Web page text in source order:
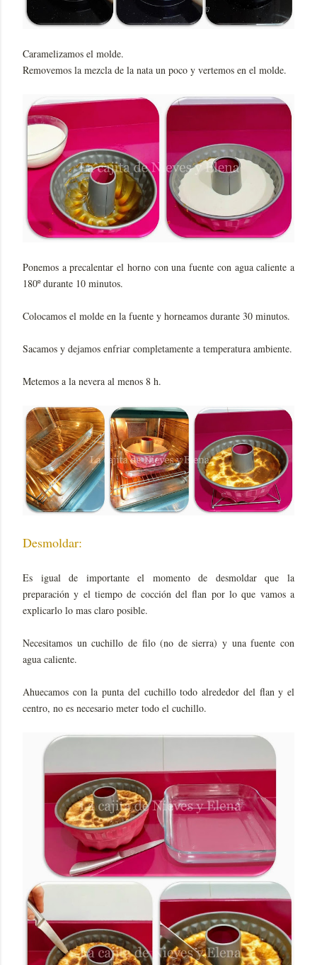
Caramelizamos el molde.
Removemos la mezcla de la nata un poco y vertemos en el molde.
Ponemos a precalentar el horno con una fuente con agua caliente a
180º durante 10 minutos.
Colocamos el molde en la fuente y horneamos durante 30 minutos.
Sacamos y dejamos enfriar completamente a temperatura ambiente.
Metemos a la nevera al menos 8 h.
Desmoldar:
Es igual de importante el momento de desmoldar que la
preparación y el tiempo de cocción del flan por lo que vamos a
explicarlo lo mas claro posible.
Necesitamos un cuchillo de filo (no de sierra) y una fuente con
agua caliente.
Ahuecamos con la punta del cuchillo todo alrededor del flan y el
centro, no es necesario meter todo el cuchillo.